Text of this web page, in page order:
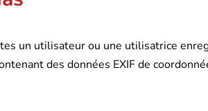
un utilisateur ou une utilisatrice
des données EXIF de